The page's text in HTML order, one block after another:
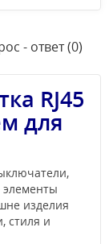
- ответ (0)
RJ45
для
элементы
изделия
стиля и